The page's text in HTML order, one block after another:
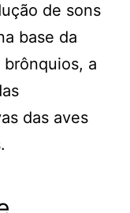
de sons
base da
a
das aves